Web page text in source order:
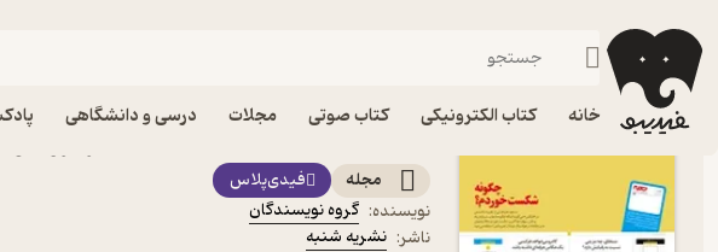
خانه کتاب الکترونیکی کتاب صوتی مجلات درسی و دانشگاهی
فیدیبو مجله و نشریه
مجله
فیدی‌پلاس
نویسنده: گروه نویسندگان
ناشر: نشریه شنبه